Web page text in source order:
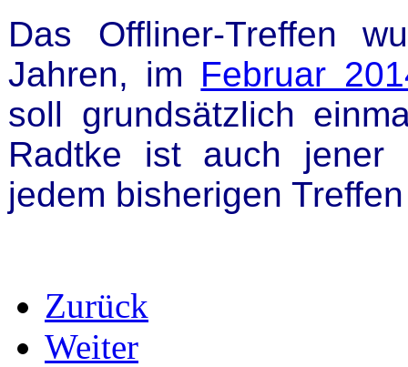
Das Offliner-Treffen
Jahren, im Februar
soll grundsätzlich
Radtke ist auch jener
jedem bisherigen
Zurück
Weiter